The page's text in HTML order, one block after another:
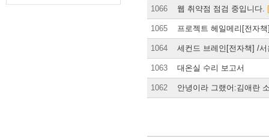
1066 웹 취약점 점검 중입니다.
1065 프로젝트 헤일메리[전자
1064 세컨드 브레인[전자책] /
1063 대온실 수리 보고서
1062 안녕이라 그랬어:김애란